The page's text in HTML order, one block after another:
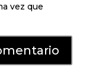
vez que